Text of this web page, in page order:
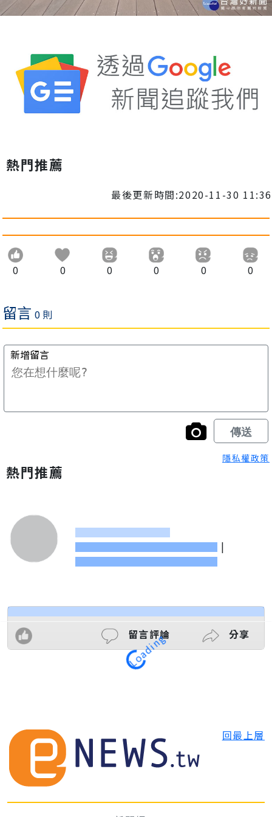
熱門推薦
最後更新時間:2020-11-30 11:36
0 0 0 0 0 0
隱私權政策
熱門推薦
|
留言評論 分享
Loading
回最上層